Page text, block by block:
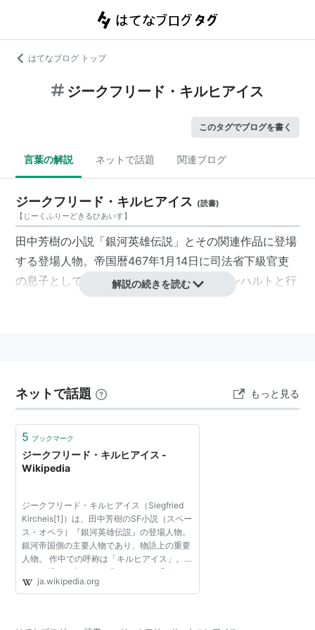
はてなブログ トップ
ジークフリード・キルヒアイス
このタグでブログを書く
言葉の解説 ネットで話題 関連ブログ
ジークフリード・キルヒアイス (読書)
【 じーくふりーどきるひあいす】
田中芳樹の小説「銀河英雄伝説」とその関連作品に登場
する登場人物。帝国暦467年1月14日に司法省下級官吏
の息子として生まれた。小説の中ではラインハルトと行
動を共にし、銀河帝国の軍人として自由惑星同盟
解説の続きを読む
ネットで話題 もっと見る
5 ブックマーク
ジークフリード・キルヒアイス -
Wikipedia
ジークフリード・キルヒアイス（Siegfried
Kircheis[1]）は、田中芳樹のSF小説（スペー
ス・オペラ）『銀河英雄伝説』の登場人物。
銀河帝国側の主要人物であり、物語上の重要
人物。 作中での呼称は「キルヒアイス」。た
だし、親しい者からは「ジーク」と呼ばれる
こともある。 帝国側の主人公であるラインハ
ja.wikipedia.org